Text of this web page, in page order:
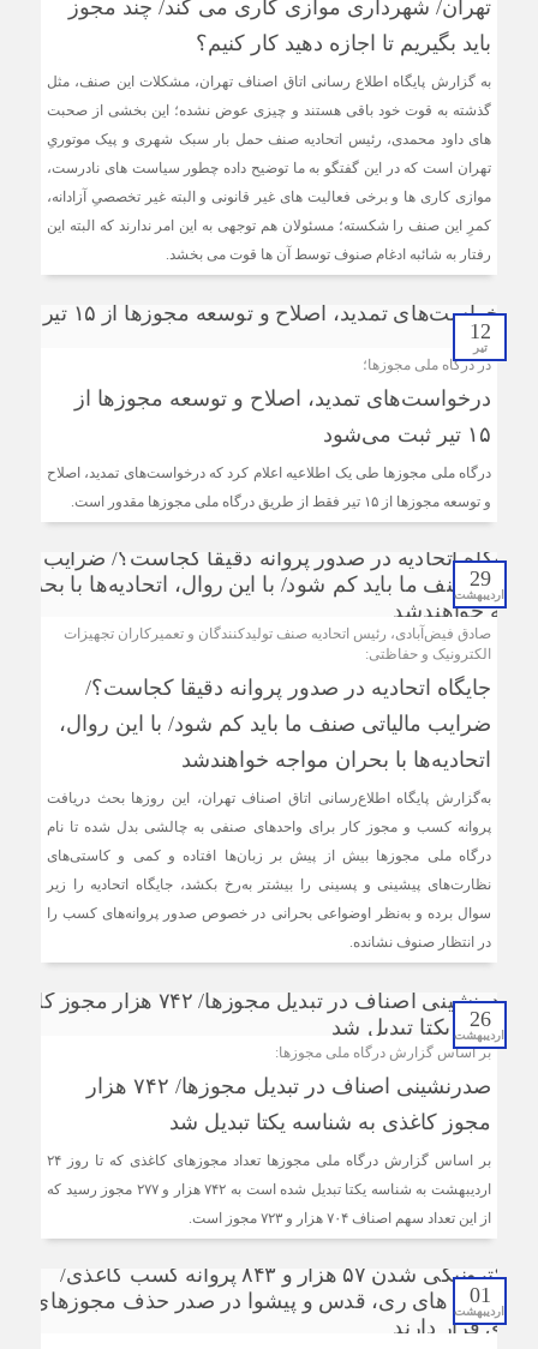
تهران/ شهرداری موازی کاری می کند/ چند مجوز
باید بگیریم تا اجازه دهید کار کنیم؟
به گزارش پایگاه اطلاع رسانی اتاق اصناف تهران، مشکلات این صنف، مثل
گذشته به قوت خود باقی هستند و چیزی عوض نشده؛ این بخشی از صحبت
های داود محمدی، رئیس اتحادیه صنف حمل بار سبک شهری و پیک موتوریِ
تهران است که در این گفتگو به ما توضیح داده چطور سیاست های نادرست،
موازی کاری ها و برخی فعالیت های غیر قانونی و البته غیر تخصصیِ آزادانه،
کمرِ این صنف را شکسته؛ مسئولان هم توجهی به این امر ندارند که البته این
رفتار به شائبه ادغام صنوف توسط آن ها قوت می بخشد.
12
تیر
در درگاه ملی مجوزها؛
درخواست‌های تمدید، اصلاح و توسعه مجوزها از
۱۵ تیر ثبت می‌شود
درگاه ملی مجوزها طی یک اطلاعیه اعلام کرد که درخواست‌های تمدید، اصلاح
و توسعه مجوزها از ۱۵ تیر فقط از طریق درگاه ملی مجوزها مقدور است.
29
اردیبهشت
صادق فیض‌آبادی، رئیس اتحادیه صنف تولیدکنندگان و تعمیرکاران تجهیزات
الکترونیک و حفاظتی:
جایگاه اتحادیه در صدور پروانه دقیقا کجاست؟/
ضرایب مالیاتی صنف ما باید کم شود/ با این روال،
اتحادیه‌ها با بحران مواجه خواهندشد
به‌گزارش پایگاه اطلاع‌رسانی اتاق اصناف تهران، این روزها بحث دریافت
پروانه کسب و مجوز کار برای واحدهای صنفی به چالشی بدل شده تا نام
درگاه ملی مجوزها بیش از پیش بر زبان‌ها افتاده و کمی و کاستی‌های
نظارت‌های پیشینی و پسینی را بیشتر به‌رخ بکشد، جایگاه اتحادیه را زیر
سوال برده و به‌نظر اوضواعی بحرانی در خصوص صدور پروانه‌های کسب را
در انتظار صنوف نشانده.
26
اردیبهشت
بر اساس گزارش درگاه ملی مجوزها:
صدرنشینی اصناف در تبدیل مجوزها/ ۷۴۲ هزار
مجوز کاغذی به شناسه یکتا تبدیل شد
بر اساس گزارش درگاه ملی مجوزها تعداد مجوزهای کاغذی که تا روز ۲۴
اردیبهشت به شناسه یکتا تبدیل شده است به ۷۴۲ هزار و ۲۷۷ مجوز رسید که
از این تعداد سهم اصناف ۷۰۴ هزار و ۷۲۳ مجوز است.
01
اردیبهشت